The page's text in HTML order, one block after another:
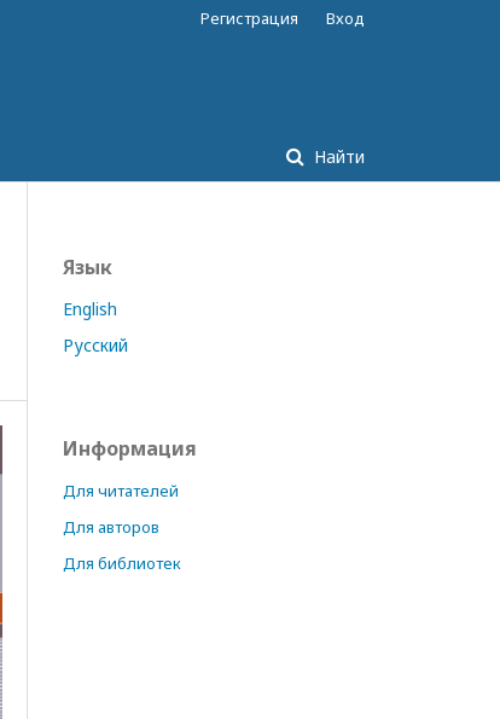
Найти
Регистрация Вход
Язык
English
Русский
Информация
Для читателей
Для авторов
Для библиотек